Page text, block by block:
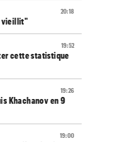
20:18
vieillit"
19:52
cette statistique
19:26
Khachanov en 9
19:00